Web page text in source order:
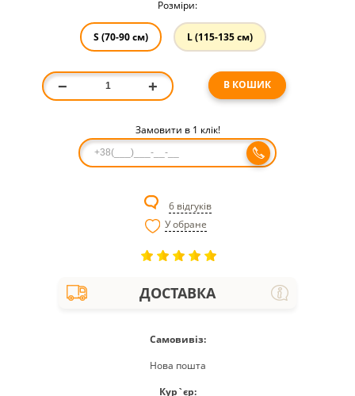
Розміри:
S (70-90 см) L (115-135 см)
− + В КОШИК
Замовити в 1 клік!
6 відгуків
У обране
ДОСТАВКА
Самовивіз:
Нова пошта
Кур`єр: